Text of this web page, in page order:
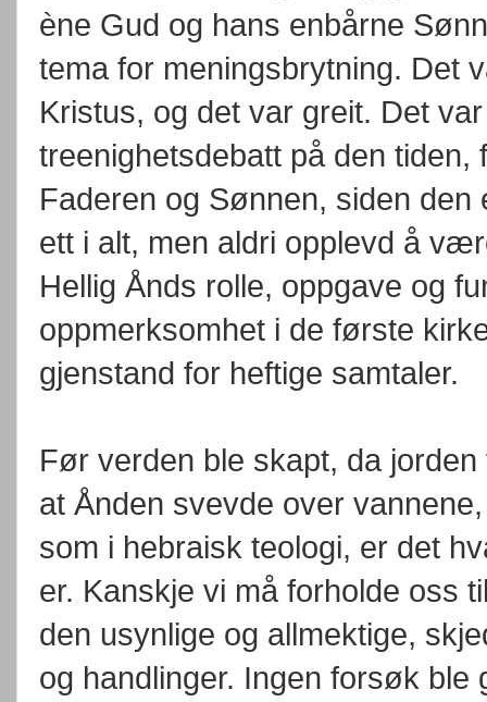
ène Gud og hans enbårne
tema for meningsbrytning. Det
Kristus, og det var greit. Det
treenighetsdebatt på den
Faderen og Sønnen, siden
ett i alt, men aldri opplevd å
Hellig Ånds rolle, oppgave og
oppmerksomhet i de første
gjenstand for heftige samtaler.
Før verden ble skapt, da
at Ånden svevde over
som i hebraisk teologi, er det
er. Kanskje vi må forholde oss
den usynlige og allmektige,
og handlinger. Ingen forsøk